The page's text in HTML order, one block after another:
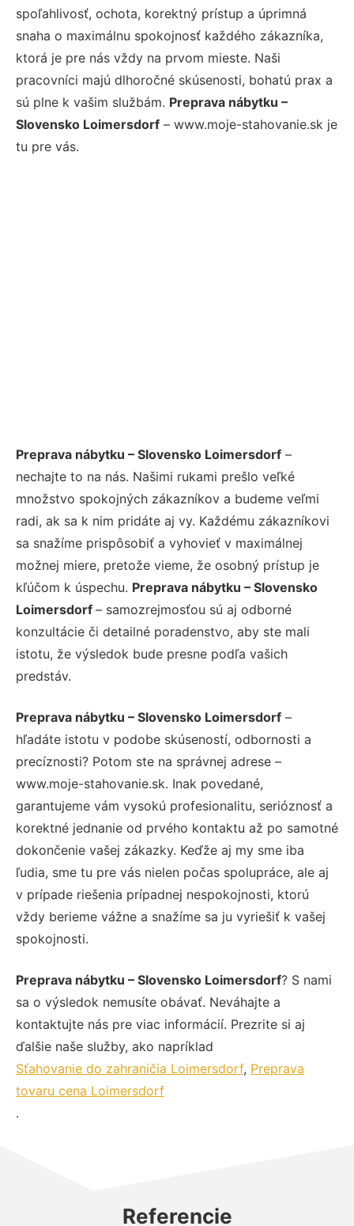
spoľahlivosť, ochota, korektný prístup a úprimná
snaha o maximálnu spokojnosť každého zákazníka,
ktorá je pre nás vždy na prvom mieste. Naši
pracovníci majú dlhoročné skúsenosti, bohatú prax a
sú plne k vašim službám. Preprava nábytku –
Slovensko Loimersdorf – www.moje-stahovanie.sk je
tu pre vás.
Preprava nábytku – Slovensko Loimersdorf –
nechajte to na nás. Našimi rukami prešlo veľké
množstvo spokojných zákazníkov a budeme veľmi
radi, ak sa k nim pridáte aj vy. Každému zákazníkovi
sa snažíme prispôsobiť a vyhovieť v maximálnej
možnej miere, pretože vieme, že osobný prístup je
kľúčom k úspechu. Preprava nábytku – Slovensko
Loimersdorf – samozrejmosťou sú aj odborné
konzultácie či detailné poradenstvo, aby ste mali
istotu, že výsledok bude presne podľa vašich
predstáv.
Preprava nábytku – Slovensko Loimersdorf –
hľadáte istotu v podobe skúseností, odbornosti a
precíznosti? Potom ste na správnej adrese –
www.moje-stahovanie.sk. Inak povedané,
garantujeme vám vysokú profesionalitu, serióznosť a
korektné jednanie od prvého kontaktu až po samotné
dokončenie vašej zákazky. Keďže aj my sme iba
ľudia, sme tu pre vás nielen počas spolupráce, ale aj
v prípade riešenia prípadnej nespokojnosti, ktorú
vždy berieme vážne a snažíme sa ju vyriešiť k vašej
spokojnosti.
Preprava nábytku – Slovensko Loimersdorf? S nami
sa o výsledok nemusíte obávať. Neváhajte a
kontaktujte nás pre viac informácií. Prezrite si aj
ďalšie naše služby, ako napríklad
Sťahovanie do zahraničia Loimersdorf, Preprava
tovaru cena Loimersdorf
.
Referencie